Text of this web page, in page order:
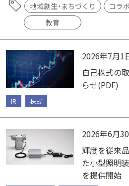
地域創生・まちづくり
コラ
教育
2026年7月1
自己株式の
らせ(PDF)
IR 株式
2026年6月
輝度を従来
た小型照明
を提供開始